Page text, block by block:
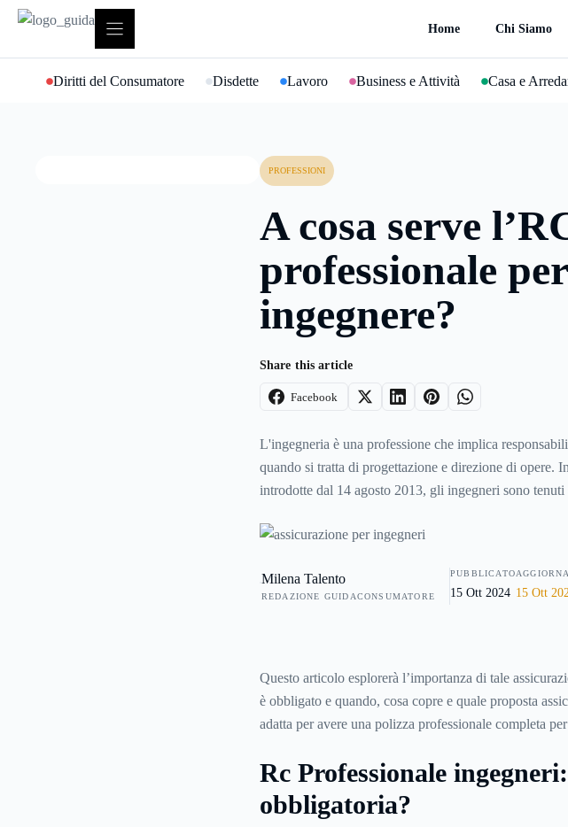
contenuto
Home Chi Siamo
Diritti del Consumatore Disdette Lavoro Business e Attività Casa e
PROFESSIONI
A cosa serve
professionale
ingegnere?
Share this article
Facebook
L'ingegneria è una professione che implica
quando si tratta di progettazione e direzione di opere.
introdotte dal 14 agosto 2013, gli ingegneri sono tenuti
Milena Talento
REDAZIONE GUIDACONSUMATORE
PUBBLICATO
15 Ott 2024 15 Ott
Questo articolo esplorerà l’importanza di tale
è obbligato e quando, cosa copre e quale proposta
adatta per avere una polizza professionale completa
Rc Professionale
obbligatoria?